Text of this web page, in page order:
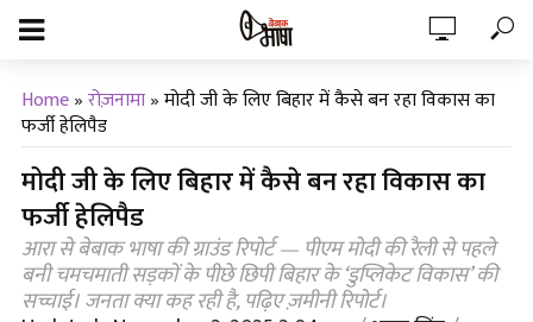
Home»रोज़नामा»मोदी जी के लिए बिहार में कैसे बन रहा विकास का
फर्जी हेलिपैड
मोदी जी के लिए बिहार में कैसे बन रहा विकास का
फर्जी हेलिपैड
आरा से बेबाक भाषा की ग्राउंड रिपोर्ट — पीएम मोदी की रैली से पहले
बनी चमचमाती सड़कों के पीछे छिपी बिहार के ‘डुप्लिकेट विकास’ की
सच्चाई। जनता क्या कह रही है, पढ़िए ज़मीनी रिपोर्ट।